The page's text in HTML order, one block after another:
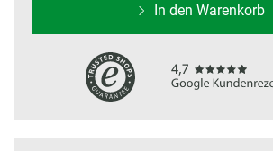
In den Warenkorb